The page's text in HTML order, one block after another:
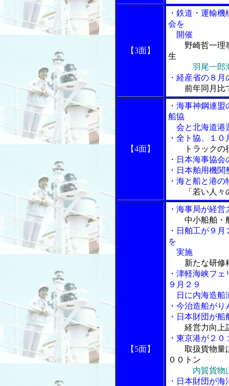
【3面】
・鉄道・運輸
会を
開催
野崎哲一理
生
羽尾一郎
・経産省の８
前年同月比
【4面】
・海事神鋼連
船協
会と北海道港
・全ト協、１
トラック
・日本海事協
・日本舶用機
・海と船と港
「若い人
【5面】
・海事局が経
中小船舶・
・日舶工が９
を
実施
新たな研修
・津軽海峡フ
９月２９
日に内海造船
・今治造船が
・日本財団が
経営力向上
・東京港が２
取扱貨物量
００トン
内貿貨物
・日本財団が